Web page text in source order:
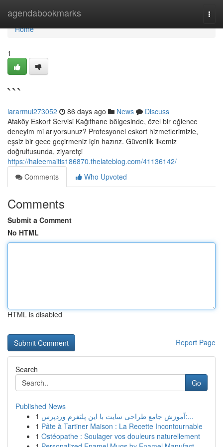
agendabookmarks
Home
Home
1
```
lararmul273052 86 days ago News
Discuss
Ataköy Eskort Servisi Kağıthane bölgesinde, özel bir eğlence
deneyim mi arıyorsunuz? Profesyonel eskort hizmetlerimizle,
eşsiz bir gece geçirmeniz için hazırız. Güvenlik ilkemiz
doğrultusunda, ziyaretçi
https://haleemaitis186870.thelateblog.com/41136142/
Comments
Who Upvoted
Comments
Submit a Comment
No HTML
HTML is disabled
Report Page
Search
Go
Published News
1
آموزش جامع طراحی سایت با این پلتفرم وردپرس:...
1 Pâte à Tartiner Maison : La Recette Incontournable
1 Ostéopathe : Soulager vos douleurs naturellement